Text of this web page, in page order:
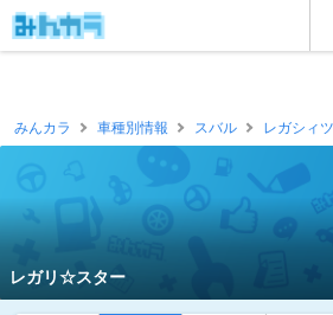
みんカラ 車種別情報 スバル レガシィ
レガリ☆スター